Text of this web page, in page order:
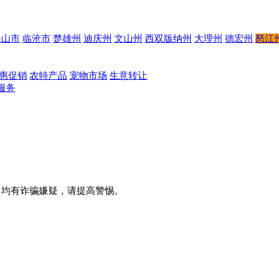
市 临沧市 楚雄州 迪庆州 文山州 西双版纳州 大理州 德宏州 怒江
促销 农特产品 宠物市场 生意转让
务
有诈骗嫌疑，请提高警惕。